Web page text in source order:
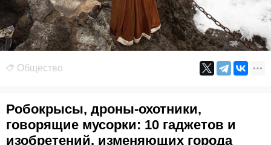
Общество
Робокрысы, дроны-охотники,
говорящие мусорки: 10 гаджетов и
изобретений, изменяющих города